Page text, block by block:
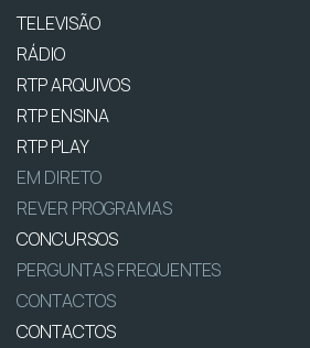
TELEVISÃO
RÁDIO
RTP ARQUIVOS
RTP ENSINA
RTP PLAY
EM DIRETO
REVER PROGRAMAS
CONCURSOS
PERGUNTAS FREQUENTES
CONTACTOS
CONTACTOS